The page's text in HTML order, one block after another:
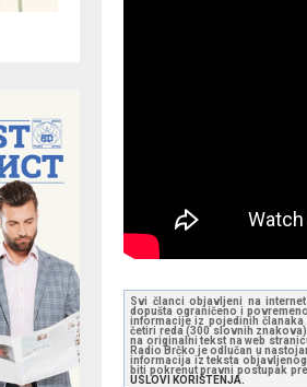
Svi članci objavljeni na
dopušta ograničeno i
informacije iz pojedinih
četiri reda (300 slovnih
na originalni tekst na web
Radio Brčko je odlučan u
informacija iz teksta
biti pokrenut pravni postupak
USLOVI KORIŠTENJA.